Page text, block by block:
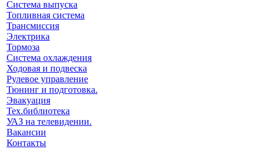
Система выпуска
Топливная система
Трансмиссия
Электрика
Тормоза
Система охлаждения
Ходовая и подвеска
Рулевое управление
Тюнинг и подготовка.
Эвакуация
Тех.библиотека
УАЗ на телевидении.
Вакансии
Контакты